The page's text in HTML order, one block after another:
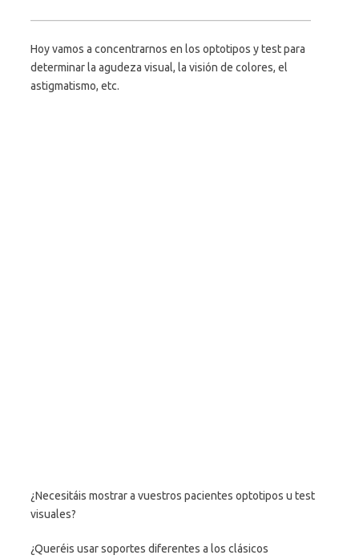
Hoy vamos a concentrarnos en los optotipos y test para
determinar la agudeza visual, la visión de colores, el
astigmatismo, etc.
¿Necesitáis mostrar a vuestros pacientes optotipos u test
visuales?
¿Queréis usar soportes diferentes a los clásicos